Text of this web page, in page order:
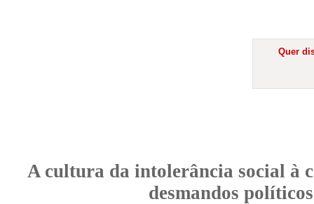
Quer
A cultura da intolerância social à
desmandos políticos